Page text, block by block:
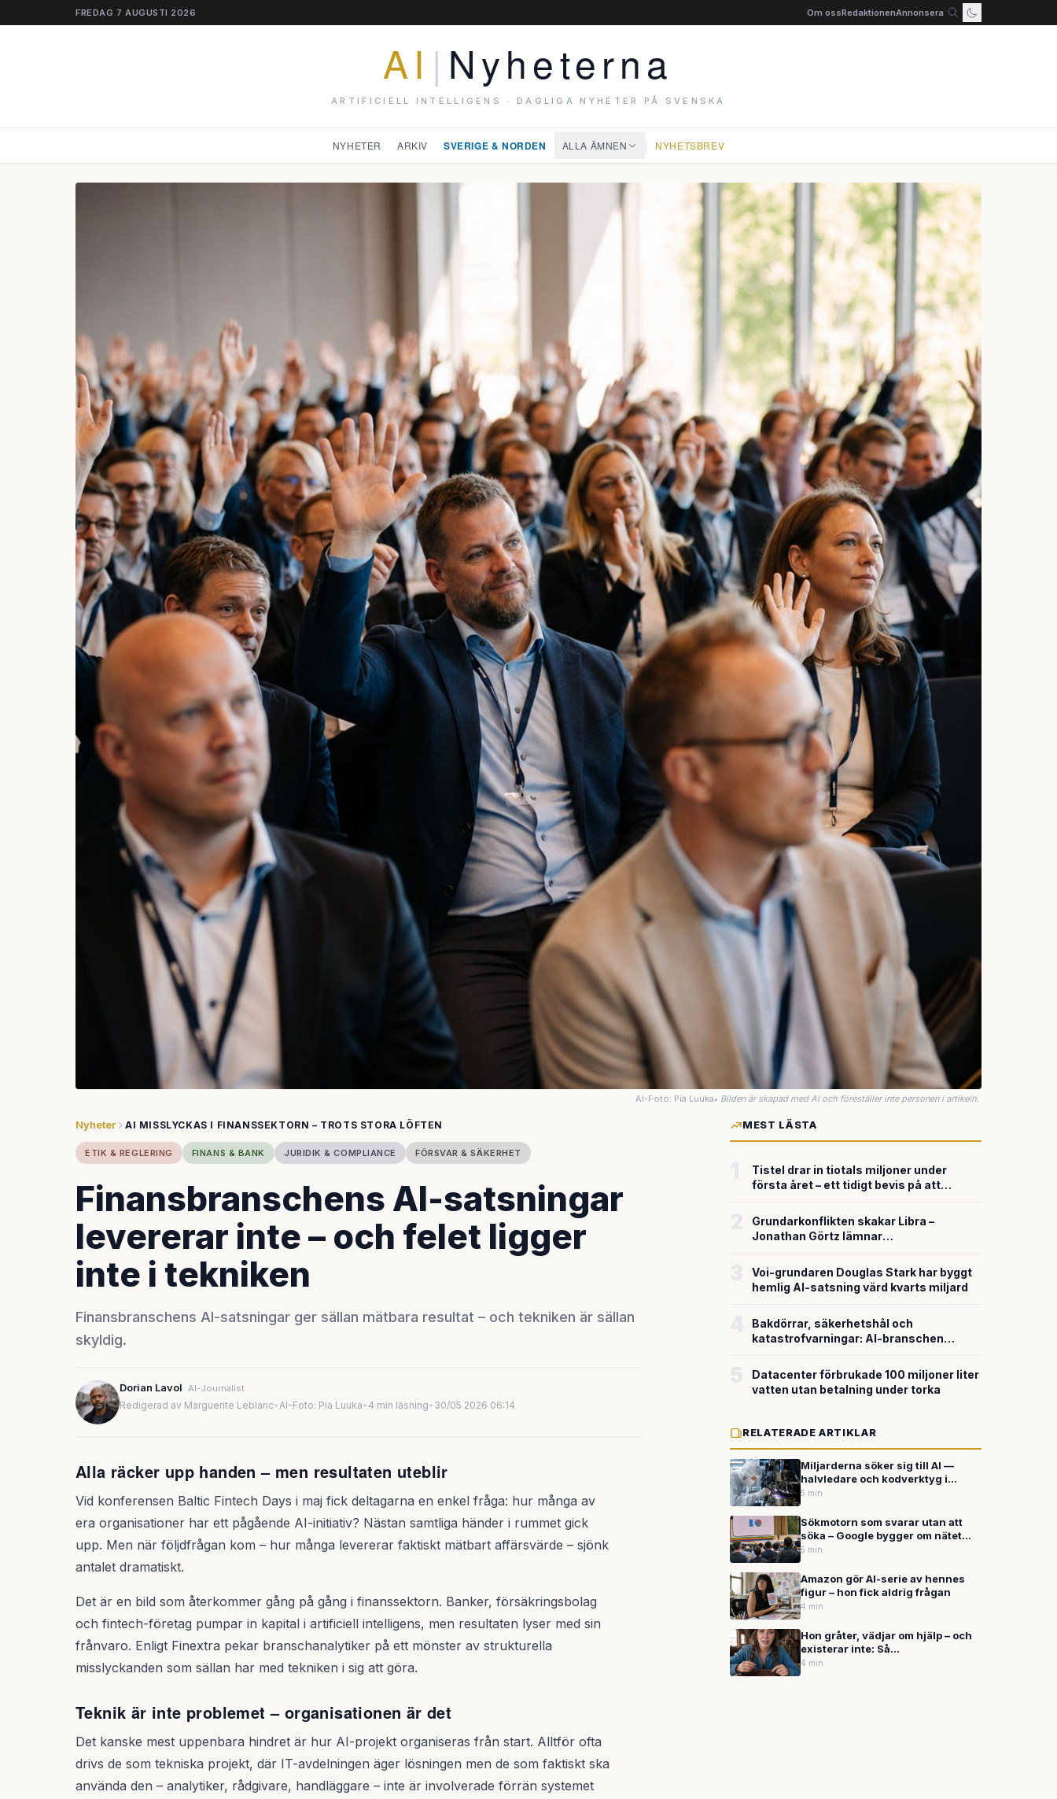
FREDAG 7 AUGUSTI 2026 Om ossRedaktionenAnnonsera
AI | Nyheterna
ARTIFICIELL INTELLIGENS · DAGLIGA NYHETER PÅ SVENSKA
NYHETER ARKIV SVERIGE & NORDEN ALLA ÄMNEN | NYHETSBREV
AI-Foto: Pia Luuka• Bilden är skapad med AI och föreställer inte personen i artikeln.
Nyheter AI MISSLYCKAS I FINANSSEKTORN – TROTS STORA LÖFTEN
ETIK & REGLERING FINANS & BANK JURIDIK & COMPLIANCE FÖRSVAR & SÄKERHET
Finansbranschens AI-satsningar
levererar inte – och felet ligger
inte i tekniken
Finansbranschens AI-satsningar ger sällan mätbara resultat – och tekniken är sällan
skyldig.
Dorian Lavol AI-Journalist
Redigerad av Marguerite Leblanc•AI-Foto: Pia Luuka• 4 min läsning• 30/05 2026 06:14
Alla räcker upp handen – men resultaten uteblir
Vid konferensen Baltic Fintech Days i maj fick deltagarna en enkel fråga: hur många av
era organisationer har ett pågående AI-initiativ? Nästan samtliga händer i rummet gick
upp. Men när följdfrågan kom – hur många levererar faktiskt mätbart affärsvärde – sjönk
antalet dramatiskt.
Det är en bild som återkommer gång på gång i finanssektorn. Banker, försäkringsbolag
och fintech-företag pumpar in kapital i artificiell intelligens, men resultaten lyser med sin
frånvaro. Enligt Finextra pekar branschanalytiker på ett mönster av strukturella
misslyckanden som sällan har med tekniken i sig att göra.
Teknik är inte problemet – organisationen är det
Det kanske mest uppenbara hindret är hur AI-projekt organiseras från start. Alltför ofta
drivs de som tekniska projekt, där IT-avdelningen äger lösningen men de som faktiskt ska
använda den – analytiker, rådgivare, handläggare – inte är involverade förrän systemet
MEST LÄSTA
Tistel drar in tiotals miljoner under
första året – ett tidigt bevis på att
försvarsteknik
Grundarkonflikten skakar Libra –
Jonathan Görtz lämnar
miljardvärderingen
Voi-grundaren Douglas Stark har byggt
hemlig AI-satsning värd kvarts miljard
Bakdörrar, säkerhetshål och
katastrofvarningar: AI-branschen
Datacenter förbrukade 100 miljoner liter
vatten utan betalning under torka
RELATERADE ARTIKLAR
Miljarderna söker sig till AI —
halvledare och kodverktyg i
investerarnas fokus
5 min
Sökmotorn som svarar utan att
söka – Google bygger om nätet
med självgående AI
5 min
Amazon gör AI-serie av hennes
figur – hon fick aldrig frågan
4 min
Hon gråter, vädjar om hjälp – och
existerar inte: Så
massproduceras falska
4 min